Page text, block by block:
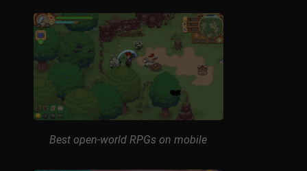
Best open-world RPGs on mobile